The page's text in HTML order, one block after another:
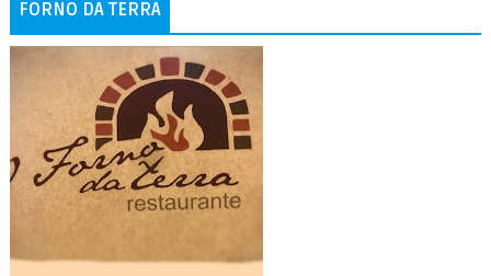
FORNO DA TERRA